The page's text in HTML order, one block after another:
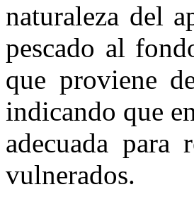
naturaleza del
pescado al
que proviene
indicando que
adecuada para
vulnerados.